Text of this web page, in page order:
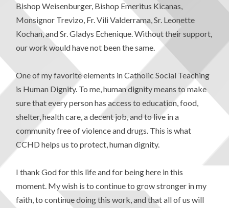
Bishop Weisenburger, Bishop Emeritus Kicanas,
Monsignor Trevizo, Fr. Vili Valderrama, Sr. Leonette
Kochan, and Sr. Gladys Echenique. Without their support,
our work would have not been the same.
One of my favorite elements in Catholic Social Teaching
is Human Dignity. To me, human dignity means to make
sure that every person has access to education, food,
shelter, health care, a decent job, and to live in a
community free of violence and drugs. This is what
CCHD helps us to protect, human dignity.
I thank God for this life and for being here in this
moment. My wish is to continue to grow stronger in my
faith, to continue doing this work, and that all of us will